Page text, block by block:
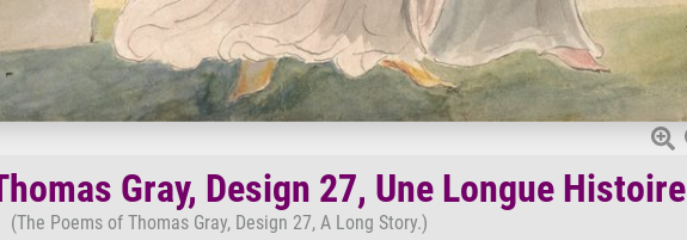
Gray, Design 27, Une Longue Histoire
(The Poems of Thomas Gray, Design 27, A Long Story.)